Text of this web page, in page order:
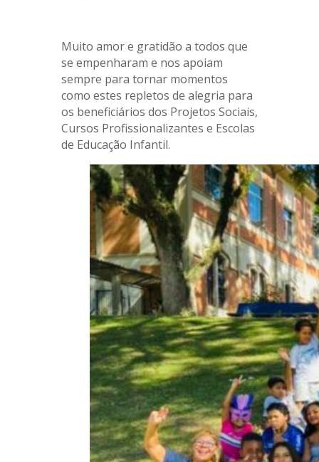
Muito amor e gratidão a todos que
se empenharam e nos apoiam
sempre para tornar momentos
como estes repletos de alegria para
os beneficiários dos Projetos Sociais,
Cursos Profissionalizantes e Escolas
de Educação Infantil.